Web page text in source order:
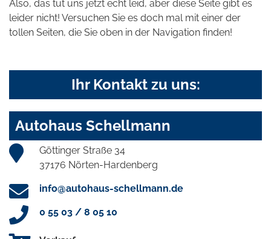
Also, das tut uns jetzt echt leid, aber diese Seite gibt es
leider nicht! Versuchen Sie es doch mal mit einer der
tollen Seiten, die Sie oben in der Navigation finden!
Ihr Kontakt zu uns:
Autohaus Schellmann
Göttinger Straße 34
37176 Nörten-Hardenberg
info@autohaus-schellmann.de
0 55 03 / 8 05 10